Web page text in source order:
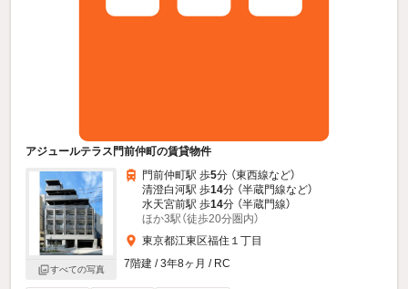
アジュールテラス門前仲町の賃貸物件
すべての写真
門前仲町駅 歩5分 （東西線など）
清澄白河駅 歩14分 （半蔵門線など）
水天宮前駅 歩14分 （半蔵門線）
ほか3駅（徒歩20分圏内）
東京都江東区福住１丁目
7階建 / 3年8ヶ月 / RC